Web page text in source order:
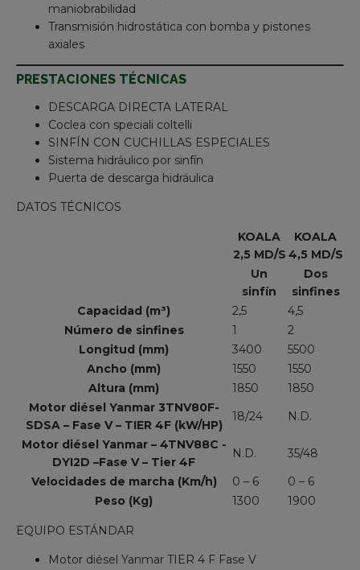
maniobrabilidad
Transmisión hidrostática con bomba y pistones
axiales
PRESTACIONES TÉCNICAS
DESCARGA DIRECTA LATERAL
Coclea con speciali coltelli
SINFÍN CON CUCHILLAS ESPECIALES
Sistema hidráulico por sinfín
Puerta de descarga hidráulica
DATOS TÉCNICOS
KOALA
2,5 MD/S
KOALA
4,5 MD/S
Un
sinfín
Dos
sinfines
Capacidad (m³)
2,5
4,5
Número de sinfines
1
2
Longitud (mm)
3400
5500
Ancho (mm)
1550
1550
Altura (mm)
1850
1850
Motor diésel Yanmar 3TNV80F-
SDSA – Fase V – TIER 4F (kW/HP)
18/24
N.D.
Motor diésel Yanmar – 4TNV88C -
DYI2D –Fase V – Tier 4F
N.D.
35/48
Velocidades de marcha (Km/h)
0 – 6
0 – 6
Peso (Kg)
1300 1900
EQUIPO ESTÁNDAR
Motor diésel Yanmar TIER 4 F Fase V